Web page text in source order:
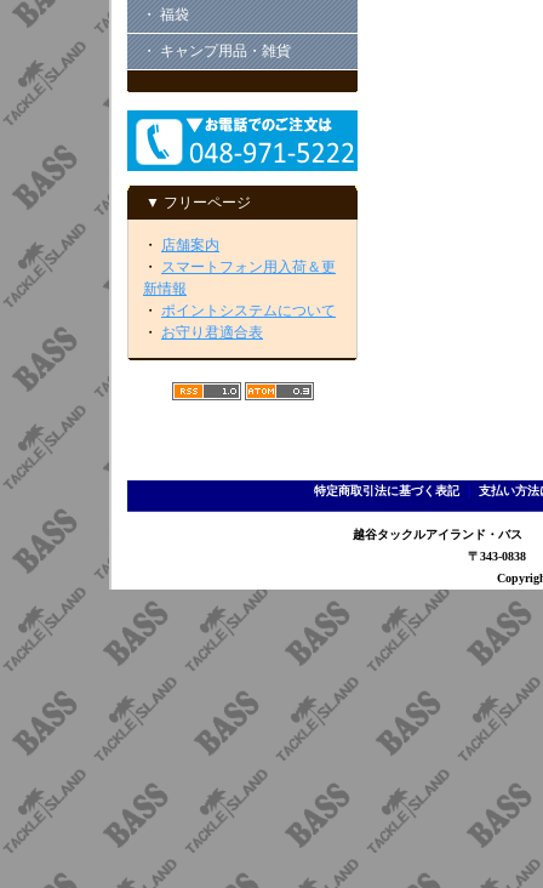
・ 福袋
・ キャンプ用品・雑貨
▼ フリーページ
・ 店舗案内
・ スマートフォン用入荷＆更
新情報
・ ポイントシステムについて
・ お守り君適合表
特定商取引法に基づく表記｜ 支払い方法
越谷タックルアイランド・バ
〒343-0838